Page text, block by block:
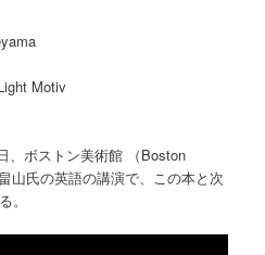
Motiv
、ボストン美術館 （Boston
山氏の英語の講演で、この本と次
。